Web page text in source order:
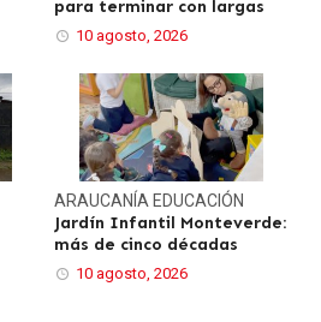
para terminar con largas
10 agosto, 2026
ARAUCANÍA EDUCACIÓN
Jardín Infantil Monteverde:
más de cinco décadas
10 agosto, 2026